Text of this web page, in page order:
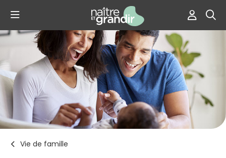
Vie de famille